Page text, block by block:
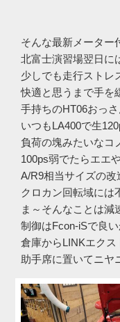
そんな最新メータ
北富士演習場翌日に
少しでも走行ストレ
快適と思うまで手を
手持ちのHT06おっ
いつもLA400で生
負荷の塊みたいなコ
100ps弱でたらエエ
A/R9相当サイズの改
クロカン回転域には
ま～そんなことは減
制御はFcon-iSで良
倉庫からLINKエク
助手席に置いてニヤ